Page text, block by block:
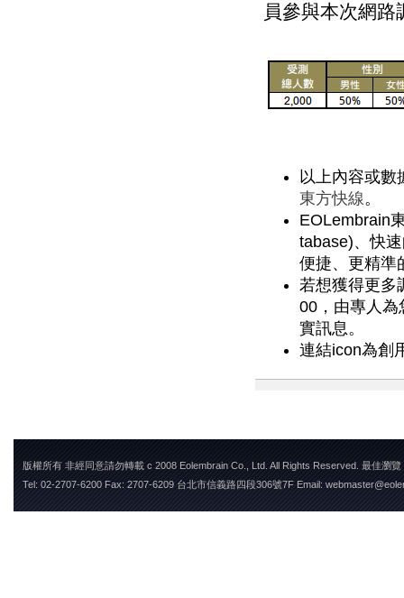
員參與本次網
以上內容或數
東方快線。
EOLembrain
tabase)、快
便捷、更精準
若想獲得更多
00，由專人為
實訊息。
連結icon為創
版權所有 非經同意請勿轉載 c 2008 Eolembrain Co., Ltd. All Rights Reserved. 最佳瀏覽
Tel: 02-2707-6200 Fax: 2707-6209 台北市信義路四段306號7F Email: